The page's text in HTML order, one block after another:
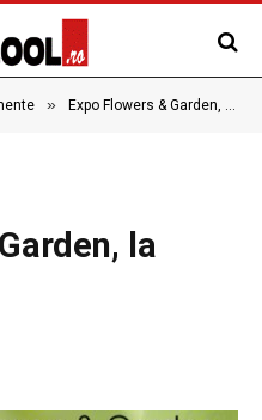
» Expo Flowers & Garden, la Romexpo
la